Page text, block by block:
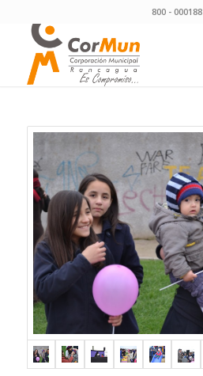
800 - 000188